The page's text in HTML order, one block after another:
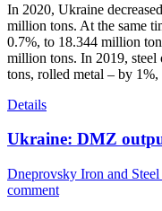
In 2020, Ukraine
million tons. At the same
0.7%, to 18.344 million
million tons. In 2019,
tons, rolled metal – by
Details
Ukraine: DMZ
Dneprovsky Iron and
comment